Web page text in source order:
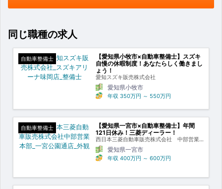
同じ職種の求人
自動車整備士
【愛知県小牧市×自動車整備士】スズキ
自慢の休暇制度！あなたらしく働きまし
ょう！
愛知スズキ販売株式会社
愛知県小牧市
年収 350万円 ～ 550万円
自動車整備士
【愛知県一宮市×自動車整備士】年間
121日休み！三菱ディーラー！
西日本三菱自動車販売株式会社 中部営業
本部
愛知県一宮市
年収 400万円 ～ 600万円